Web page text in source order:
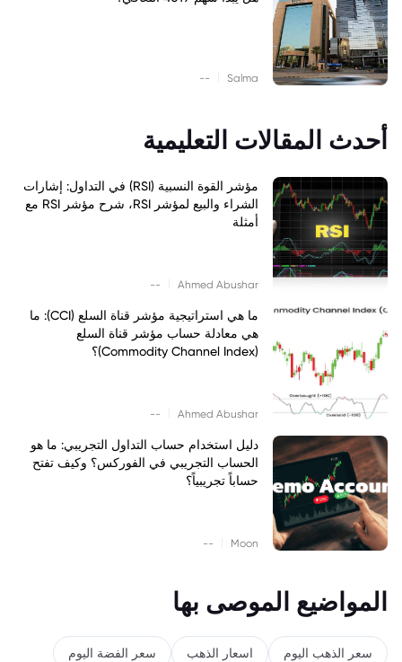
Salma
--
أحدث المقالات التعليمية
مؤشر القوة النسبية (RSI) في التداول: إشارات
الشراء والبيع لمؤشر RSI، شرح مؤشر RSI مع
أمثلة
Ahmed Abushar
--
ما هي استراتيجية مؤشر قناة السلع (CCI): ما
هي معادلة حساب مؤشر قناة السلع
(Commodity Channel Index)؟
Ahmed Abushar
--
دليل استخدام حساب التداول التجريبي: ما هو
الحساب التجريبي في الفوركس؟ وكيف تفتح
حساباً تجريبياً؟
Moon
--
المواضيع الموصى بها
سعر الذهب اليوم اسعار الذهب سعر الفضة اليوم